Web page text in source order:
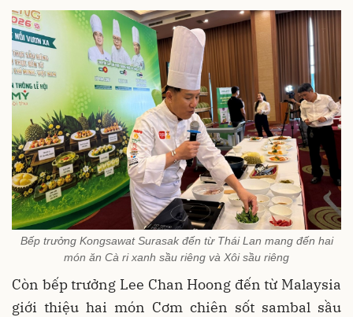
Bếp trưởng Kongsawat Surasak đến từ Thái Lan mang đến hai
món ăn Cà ri xanh sầu riêng và Xôi sầu riêng
Còn bếp trưởng Lee Chan Hoong đến từ Malaysia
giới thiệu hai món Cơm chiên sốt sambal sầu